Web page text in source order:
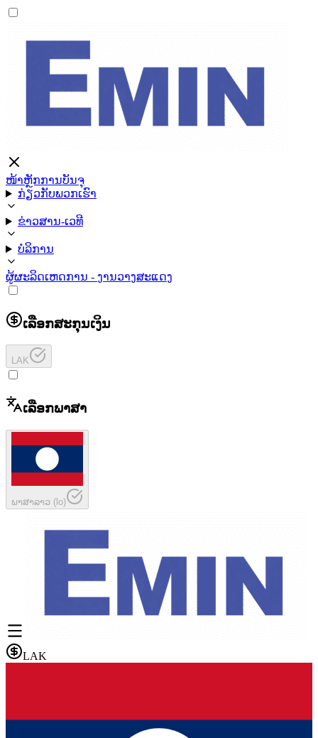
ໜ້າຫຼັກການບັນຈຸ
ກ່ຽວກັບພວກເຮົາ
ຂ່າວສານ-ເວທີ
ບໍລິການ
ຜູ້ຜະລິດເຫດການ - ງານວາງສະແດງ
ເລືອກສະກຸນເງິນ
LAK
ເລືອກພາສາ
ພາສາລາວ (lo)
LAK